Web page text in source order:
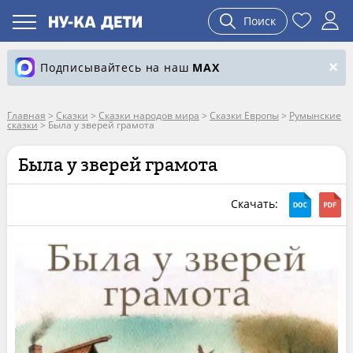
Поиск
Подписывайтесь на наш MAX
Главная > Сказки > Сказки народов мира > Сказки Европы > Румынские
сказки> Была у зверей грамота
Была у зверей грамота
Скачать: